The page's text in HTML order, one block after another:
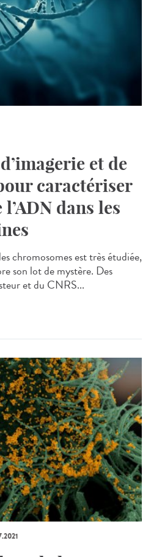
et de
caractériser
dans les
chromosomes est très étudiée,
son lot de mystère. Des
et du CNRS...